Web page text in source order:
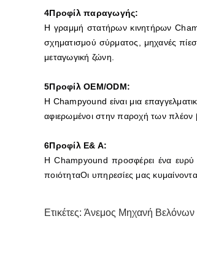
4Προφίλ παραγωγής:
Η γραμμή στατήρων κινητήρων
σχηματισμού σύρματος, μηχανές
μεταγωγική ζώνη.
5Προφίλ OEM/ODM:
Η Champyound είναι μια
αφιερωμένοι στην παροχή των πλέον
6Προφίλ Ε& Α:
Η Champyound προσφέρει ένα ευρύ
ποιότηταΟι υπηρεσίες μας
Ετικέτες: Άνεμος Μηχανή Βελόνων